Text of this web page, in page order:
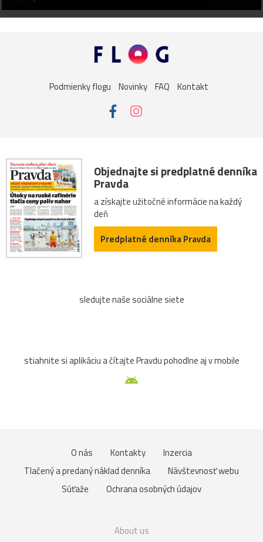
Podmienky flogu Novinky FAQ Kontakt
Objednajte si predplatné denníka
Pravda
a získajte užitočné informácie na každý
deň
Predplatné denníka Pravda
sledujte naše sociálne siete
stiahnite si aplikáciu a čítajte Pravdu pohodlne aj v mobile
O nás Kontakty
Inzercia
Tlačený a predaný náklad denníka
Návštevnosť webu
Súťaže
Ochrana osobných údajov
About us